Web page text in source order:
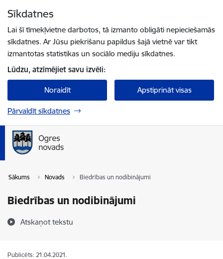
Sīkdatnes
Lai šī tīmekļvietne darbotos, tā izmanto obligāti nepieciešamās
sīkdatnes. Ar Jūsu piekrišanu papildus šajā vietnē var tikt
izmantotas statistikas un sociālo mediju sīkdatnes.
Lūdzu, atzīmējiet savu izvēli:
Noraidīt Apstiprināt visas
Pārvaldīt sīkdatnes
Sākums Novads Biedrības un nodibinājumi
Biedrības un nodibinājumi
Atskaņot tekstu
Publicēts: 21.04.2021.